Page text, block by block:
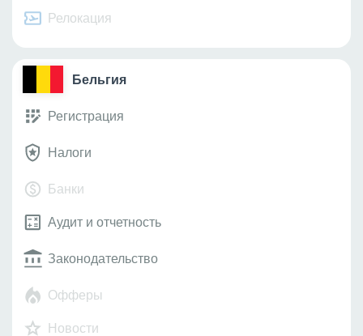
Релокация
Бельгия
Регистрация
Налоги
Банки
Аудит и отчетность
Законодательство
Офферы
Новости